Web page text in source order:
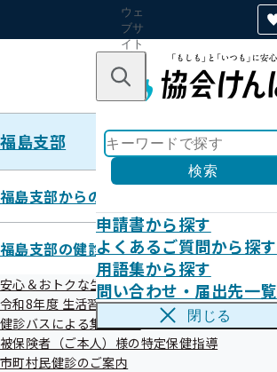
ウェ
ブサ
イト
のナ
ン
キーワードで探す
検索
申請書から探す
よくあるご質問から探す
用語集から探す
問い合わせ・届出先一覧
閉じる
福島支部
福島支部からのお知らせ
福島支部の健診・保健指導のご案内
安心＆おトクな生活習慣病予防健診はコチラ！
令和8年度 生活習慣病予防健診について
健診バスによる集合健診
被保険者（ご本人）様の特定保健指導
市町村民健診のご案内
福島支部について
所在地・連絡先